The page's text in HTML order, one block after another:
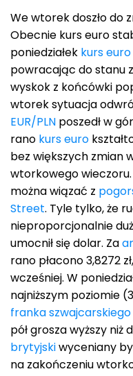
We wtorek doszło do
Obecnie kurs euro
poniedziałek kurs euro
powracając do stanu
wyskok z końcówki
wtorek sytuacja
EUR/PLN poszedł w
rano kurs euro
bez większych zmian
wtorkowego
można wiązać z
Street. Tyle tylko, że
nieproporcjonalnie
umocnił się dolar. Za
rano płacono 3,8272
wcześniej. W
najniższym poziomie
franka szwajcarskiego
pół grosza wyższy niż
brytyjskiwyceniany
na zakończeniu